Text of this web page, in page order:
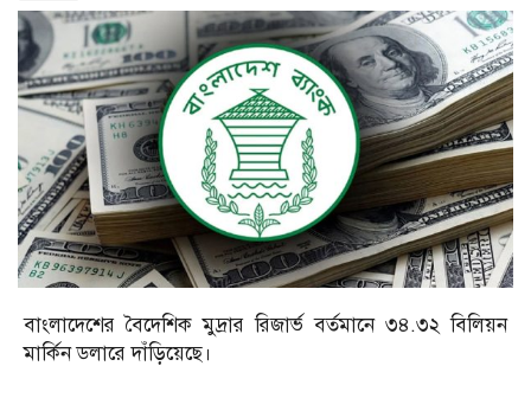
বাংলাদেশের বৈদেশিক মুদ্রার রিজার্ভ বর্তমানে ৩৪.৩২ বিলিয়ন
মার্কিন ডলারে দাঁড়িয়েছে।